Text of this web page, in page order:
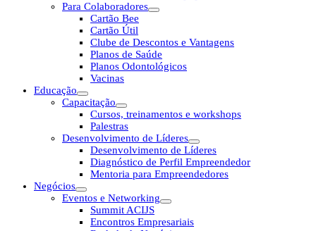
Para Colaboradores
Cartão Bee
Cartão Útil
Clube de Descontos e Vantagens
Planos de Saúde
Planos Odontológicos
Vacinas
Educação
Capacitação
Cursos, treinamentos e workshops
Palestras
Desenvolvimento de Líderes
Desenvolvimento de Líderes
Diagnóstico de Perfil Empreendedor
Mentoria para Empreendedores
Negócios
Eventos e Networking
Summit ACIJS
Encontros Empresariais